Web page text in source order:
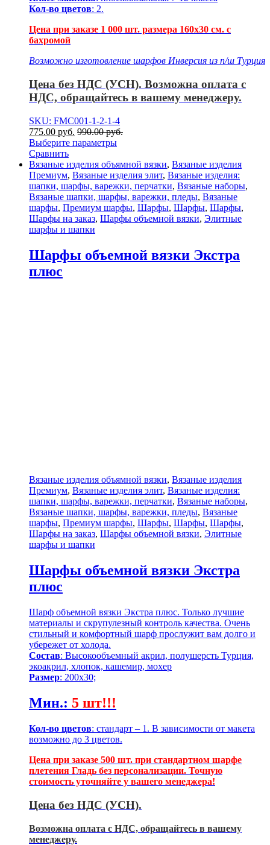
Кол-во цветов: 2.
Цена при заказе 1 000 шт. размера 160х30 см. с
бахромой
Возможно изготовление шарфов Инверсия из п/ш Турция
Цена без НДС (УСН). Возможна оплата с
НДС, обращайтесь в вашему менеджеру.
SKU: FMC001-1-2-1-4
775.00 руб. 990.00руб.
Выберите параметры
Сравнить
Вязаные изделия объямной вязки, Вязаные изделия
Премиум, Вязаные изделия элит, Вязаные изделия:
шапки, шарфы, варежки, перчатки, Вязаные наборы,
Вязаные шапки, шарфы, варежки, пледы, Вязаные
шарфы, Премиум шарфы, Шарфы, Шарфы, Шарфы,
Шарфы на заказ, Шарфы объемной вязки, Элитные
шарфы и шапки
Шарфы объемной вязки Экстра
плюс
Вязаные изделия объямной вязки, Вязаные изделия
Премиум, Вязаные изделия элит, Вязаные изделия:
шапки, шарфы, варежки, перчатки, Вязаные наборы,
Вязаные шапки, шарфы, варежки, пледы, Вязаные
шарфы, Премиум шарфы, Шарфы, Шарфы, Шарфы,
Шарфы на заказ, Шарфы объемной вязки, Элитные
шарфы и шапки
Шарфы объемной вязки Экстра
плюс
Шарф объемной вязки Экстра плюс. Только лучшие
материалы и скрупулезный контроль качества. Очень
стильный и комфортный шарф прослужит вам долго и
убережет от холода.
Состав: Высокообъемный акрил, полушерсть Турция,
экоакрил, хлопок, кашемир, мохер
Размер: 200х30;
Мин.: 5 шт!!!
Кол-во цветов: стандарт – 1. В зависимости от макета
возможно до 3 цветов.
Цена при заказе 500 шт. при стандартном шарфе
плетения Гладь без персонализации. Точную
стоимость уточняйте у вашего менеджера!
Цена без НДС (УСН).
Возможна оплата с НДС, обращайтесь в вашему
менеджеру.